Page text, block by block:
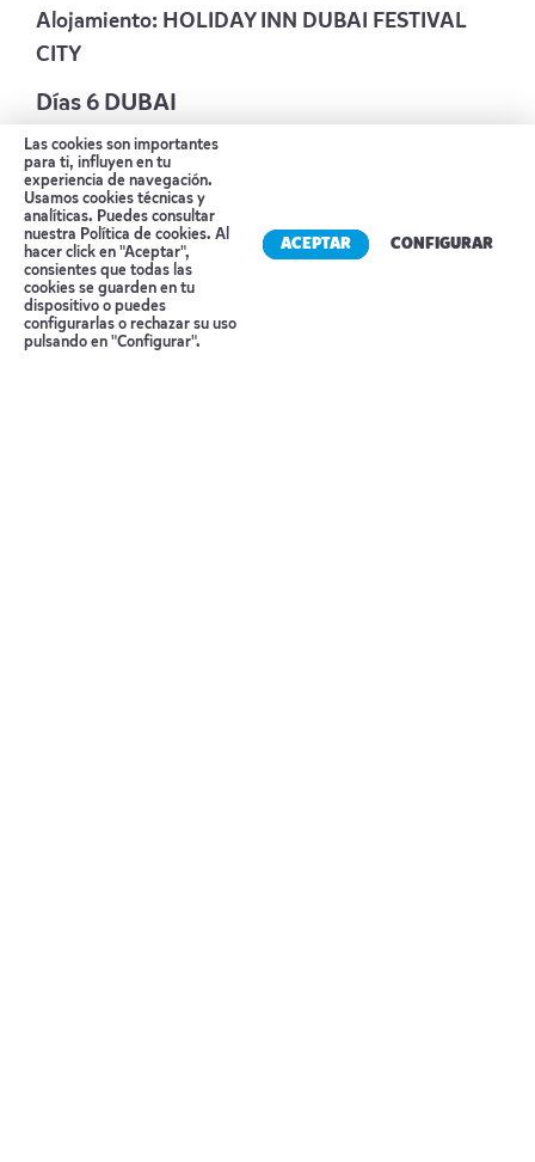
Alojamiento: HOLIDAY INN DUBAI FESTIVAL
CITY
Días 6 DUBAI
Desayuno buffet. Día destinado a la visita de
Dubai Parks & resort incluyendo entradas a dos
parques: Real Madrid, Legopland o
Montiongate.
Alojamiento:HOLIDAY INN DUBAI FESTIVAL
CITY
Reserva tu cita
Las cookies son importantes
para ti, influyen en tu
experiencia de navegación.
Usamos cookies técnicas y
analíticas. Puedes consultar
nuestra Política de cookies. Al
hacer click en "Aceptar",
consientes que todas las
cookies se guarden en tu
dispositivo o puedes
configurarlas o rechazar su uso
pulsando en "Configurar".
ACEPTAR CONFIGURAR